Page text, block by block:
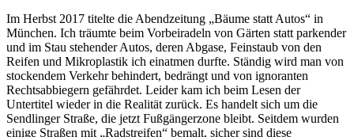
Im Herbst 2017 titelte die Abendzeitung „Bäume statt Autos“ in
München. Ich träumte beim Vorbeiradeln von Gärten statt parkender
und im Stau stehender Autos, deren Abgase, Feinstaub von den
Reifen und Mikroplastik ich einatmen durfte. Ständig wird man von
stockendem Verkehr behindert, bedrängt und von ignoranten
Rechtsabbiegern gefährdet. Leider kam ich beim Lesen der
Untertitel wieder in die Realität zurück. Es handelt sich um die
Sendlinger Straße, die jetzt Fußgängerzone bleibt. Seitdem wurden
einige Straßen mit „Radstreifen“ bemalt, sicher sind diese